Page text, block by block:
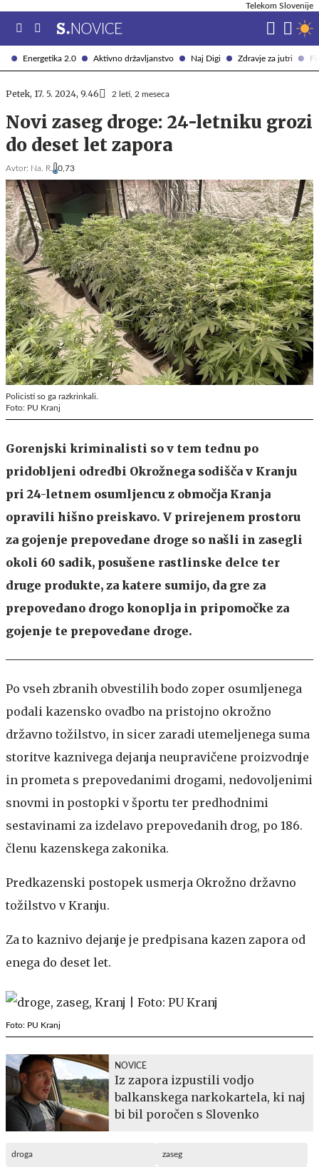
Energetika 2.0 Aktivno državljanstvo Naj Digi Zdravje za jutri
Telekom Slovenije
Petek, 17. 5. 2024, 9.46 2 leti, 2 meseca
Novi zaseg droge: 24-letniku grozi
do deset let zapora
Avtor: Na. R. 0,73
Policisti so ga razkrinkali.
Foto: PU Kranj
Gorenjski kriminalisti so v tem tednu po
pridobljeni odredbi Okrožnega sodišča v Kranju
pri 24-letnem osumljencu z območja Kranja
opravili hišno preiskavo. V prirejenem prostoru
za gojenje prepovedane droge so našli in zasegli
okoli 60 sadik, posušene rastlinske delce ter
druge produkte, za katere sumijo, da gre za
prepovedano drogo konoplja in pripomočke za
gojenje te prepovedane droge.
Po vseh zbranih obvestilih bodo zoper osumljenega
podali kazensko ovadbo na pristojno okrožno
državno tožilstvo, in sicer zaradi utemeljenega suma
storitve kaznivega dejanja neupravičene proizvodnje
in prometa s prepovedanimi drogami, nedovoljenimi
snovmi in postopki v športu ter predhodnimi
sestavinami za izdelavo prepovedanih drog, po 186.
členu kazenskega zakonika.
Predkazenski postopek usmerja Okrožno državno
tožilstvo v Kranju.
Za to kaznivo dejanje je predpisana kazen zapora od
enega do deset let.
Foto: PU Kranj
NOVICE
Iz zapora izpustili vodjo
balkanskega narkokartela, ki naj
bi bil poročen s Slovenko
droga zaseg